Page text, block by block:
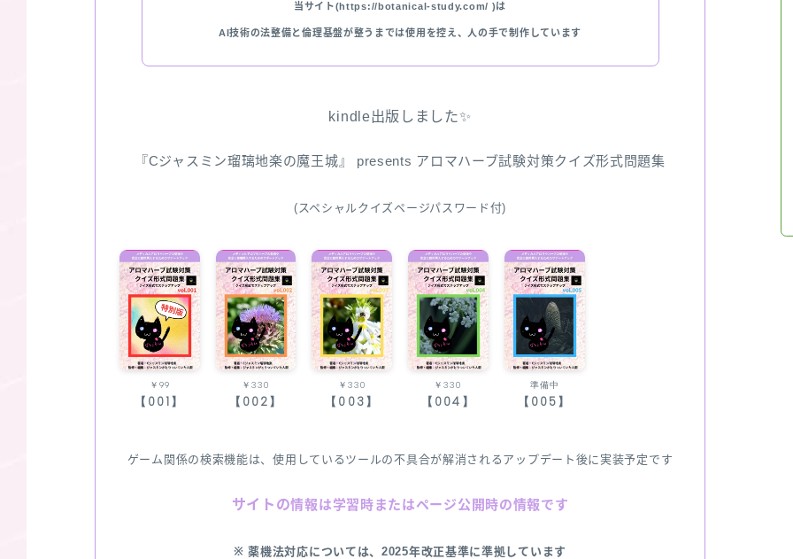
当サイト(https://botanical-study.com/ )は
AI技術の法整備と倫理基盤が整うまでは使用を控え、人の手で制作しています
kindle出版しました✨
『Cジャスミン瑠璃地楽の魔王城』 presents アロマハーブ試験対策クイズ形式問題集
(スペシャルクイズページパスワード付)
￥99
【001】
￥330
【002】
￥330
【003】
￥330
【004】
準備中
【005】
ゲーム関係の検索機能は、使用しているツールの不具合が解消されるアップデート後に実装予定です
サイトの情報は学習時またはページ公開時の情報です
※ 薬機法対応については、2025年改正基準に準拠しています